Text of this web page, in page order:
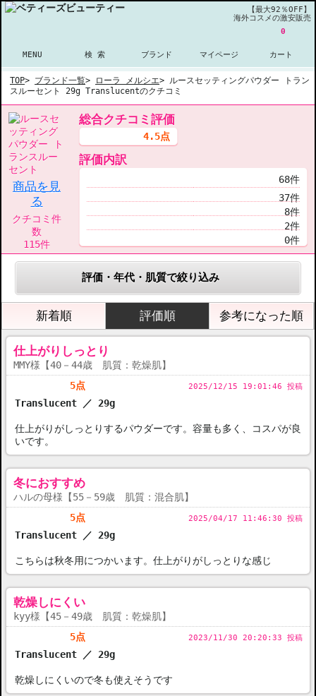
【最大92％OFF】
海外コスメの激安販売
MENU 検 索 ブランド マイページ
0
カート
TOP> ブランド一覧> ローラ メルシエ> ルースセッティングパウダー トラン
スルーセント 29g Translucentのクチコミ
商品を見
る
クチコミ件
数
115件
総合クチコミ評価
4.5点
評価内訳
68件
37件
8件
2件
0件
評価・年代・肌質で絞り込み
新着順 評価順 参考になった順
仕上がりしっとり
MMY様【40－44歳 肌質：乾燥肌】
5点
2025/12/15 19:01:46 投稿
Translucent ／ 29g
仕上がりがしっとりするパウダーです。容量も多く、コスパが良
いです。
冬におすすめ
ハルの母様【55－59歳 肌質：混合肌】
5点
2025/04/17 11:46:30 投稿
Translucent ／ 29g
こちらは秋冬用につかいます。仕上がりがしっとりな感じ
乾燥しにくい
kyy様【45－49歳 肌質：乾燥肌】
5点
2023/11/30 20:20:33 投稿
Translucent ／ 29g
乾燥しにくいので冬も使えそうです